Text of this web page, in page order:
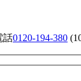
話0120-194-380